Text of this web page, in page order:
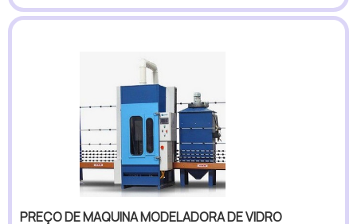
PREÇO DE MAQUINA MODELADORA DE VIDRO